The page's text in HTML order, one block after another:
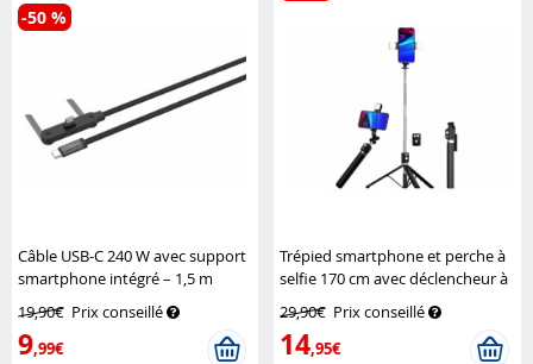
Câble USB-C 240 W avec support
smartphone intégré – 1,5 m
19,90€ Prix conseillé
9,99€
-50 %
Trépied smartphone et perche à
selfie 170 cm avec déclencheur à
distance et éclairage LED
Somikon
29,90€ Prix conseillé
14,95€